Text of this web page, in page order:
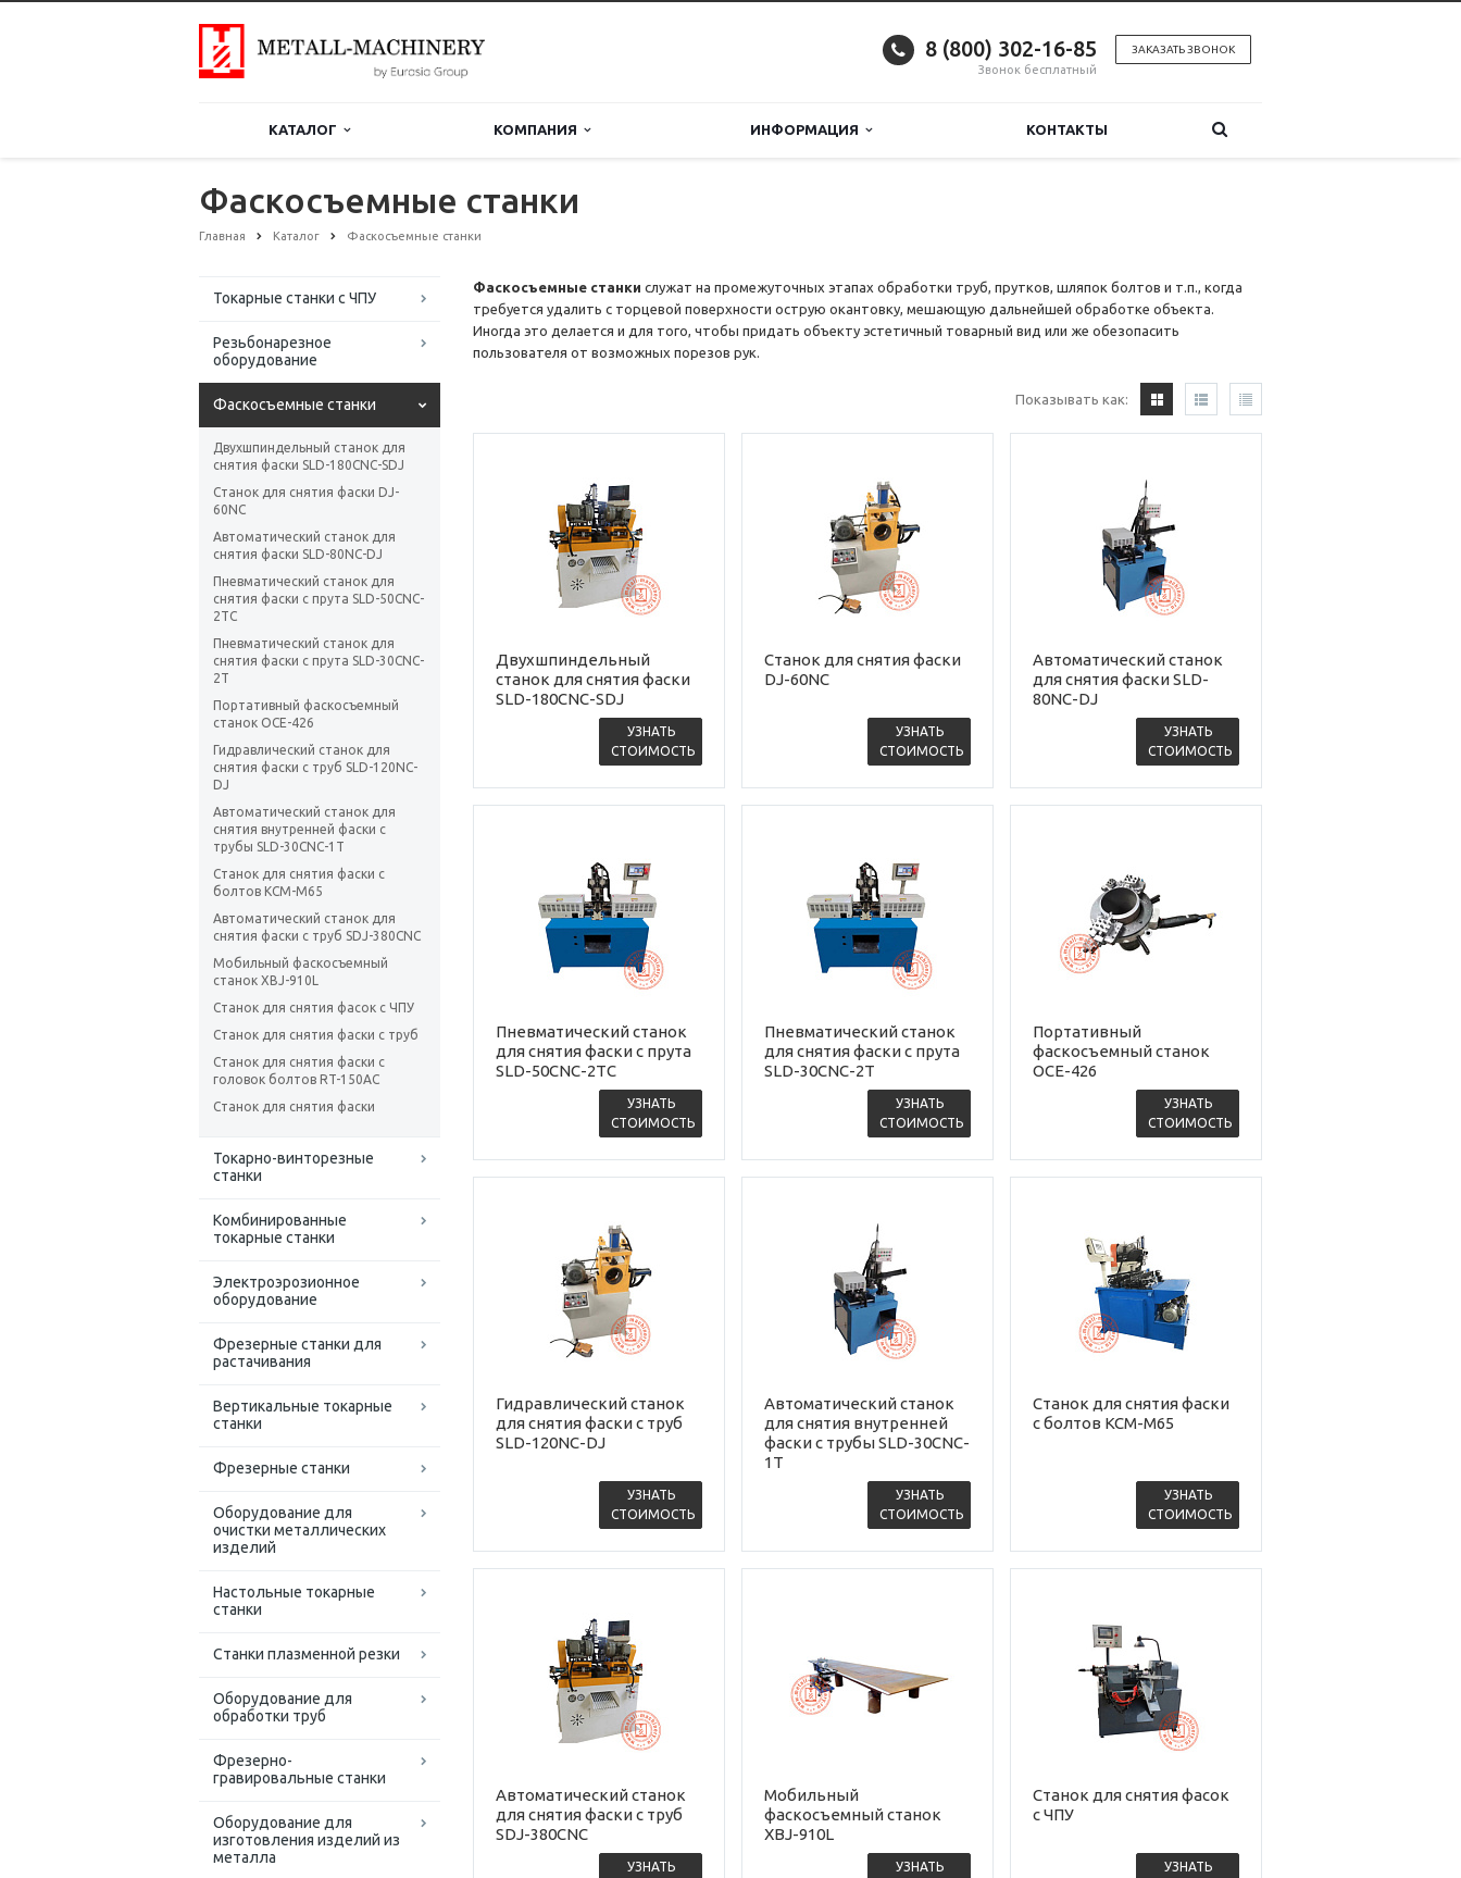
ЗАКАЗАТЬ ЗВОНОК
8 (800) 302-16-85
Звонок бесплатный
КАТАЛОГ КОМПАНИЯ ИНФОРМАЦИЯ КОНТАКТЫ
Фаскосъемные станки
Главная Каталог Фаскосъемные станки
Токарные станки с ЧПУ
Резьбонарезное
оборудование
Фаскосъемные станки
Двухшпиндельный станок для
снятия фаски SLD-180CNC-SDJ
Станок для снятия фаски DJ-
60NC
Автоматический станок для
снятия фаски SLD-80NC-DJ
Пневматический станок для
снятия фаски с прута SLD-50CNC-
2TC
Пневматический станок для
снятия фаски с прута SLD-30CNC-
2T
Портативный фаскосъемный
станок OCE-426
Гидравлический станок для
снятия фаски с труб SLD-120NC-
DJ
Автоматический станок для
снятия внутренней фаски с
трубы SLD-30CNC-1T
Станок для снятия фаски с
болтов KCM-M65
Автоматический станок для
снятия фаски с труб SDJ-380CNC
Мобильный фаскосъемный
станок XBJ-910L
Станок для снятия фасок с ЧПУ
Станок для снятия фаски с труб
Станок для снятия фаски с
головок болтов RT-150AC
Станок для снятия фаски
Токарно-винторезные
станки
Комбинированные
токарные станки
Электроэрозионное
оборудование
Фрезерные станки для
растачивания
Вертикальные токарные
станки
Фрезерные станки
Оборудование для
очистки металлических
изделий
Настольные токарные
станки
Станки плазменной резки
Оборудование для
обработки труб
Фрезерно-
гравировальные станки
Оборудование для
изготовления изделий из
металла
Фаскосъемные станки служат на промежуточных этапах обработки труб, прутков, шляпок болтов и т.п., когда
требуется удалить с торцевой поверхности острую окантовку, мешающую дальнейшей обработке объекта.
Иногда это делается и для того, чтобы придать объекту эстетичный товарный вид или же обезопасить
пользователя от возможных порезов рук.
Показывать как:
Двухшпиндельный
станок для снятия фаски
SLD-180CNC-SDJ
УЗНАТЬ
СТОИМОСТЬ
Станок для снятия фаски
DJ-60NC
УЗНАТЬ
СТОИМОСТЬ
Автоматический станок
для снятия фаски SLD-
80NC-DJ
УЗНАТЬ
СТОИМОСТЬ
Пневматический станок
для снятия фаски с прута
SLD-50CNC-2TC
УЗНАТЬ
СТОИМОСТЬ
Пневматический станок
для снятия фаски с прута
SLD-30CNC-2T
УЗНАТЬ
СТОИМОСТЬ
Портативный
фаскосъемный станок
OCE-426
УЗНАТЬ
СТОИМОСТЬ
Гидравлический станок
для снятия фаски с труб
SLD-120NC-DJ
УЗНАТЬ
СТОИМОСТЬ
Автоматический станок
для снятия внутренней
фаски с трубы SLD-30CNC-
1T
УЗНАТЬ
СТОИМОСТЬ
Станок для снятия фаски
с болтов KCM-M65
УЗНАТЬ
СТОИМОСТЬ
Автоматический станок
для снятия фаски с труб
SDJ-380CNC
УЗНАТЬ
Мобильный
фаскосъемный станок
XBJ-910L
УЗНАТЬ
Станок для снятия фасок
с ЧПУ
УЗНАТЬ